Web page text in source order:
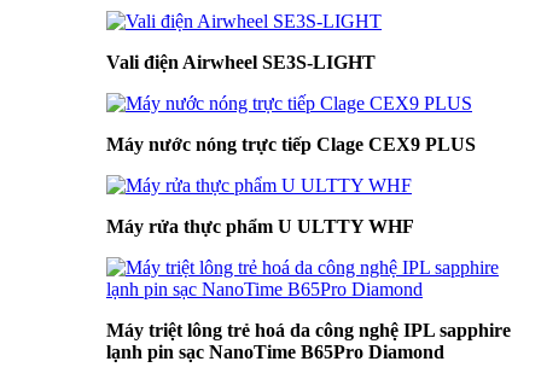
Vali điện Airwheel SE3S-LIGHT
Máy nước nóng trực tiếp Clage CEX9 PLUS
Máy rửa thực phẩm U ULTTY WHF
Máy triệt lông trẻ hoá da công nghệ IPL sapphire
lạnh pin sạc NanoTime B65Pro Diamond